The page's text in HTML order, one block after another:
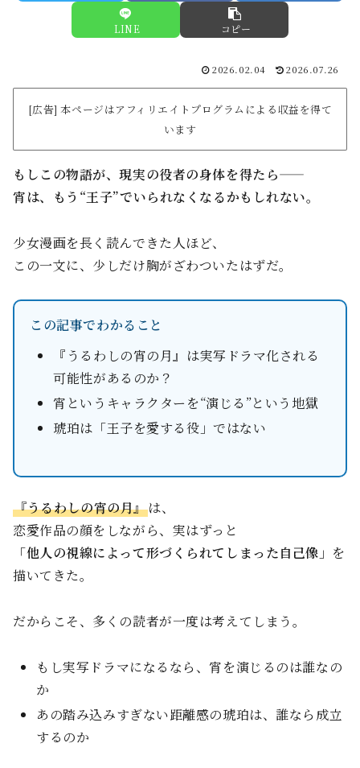
LINE コピー
2026.02.04 2026.07.26
[広告] 本ページはアフィリエイトプログラムによる収益を得て
います
もしこの物語が、現実の役者の身体を得たら——
宵は、もう“王子”でいられなくなるかもしれない。
少女漫画を長く読んできた人ほど、
この一文に、少しだけ胸がざわついたはずだ。
この記事でわかること
『うるわしの宵の月』は実写ドラマ化される
可能性があるのか？
宵というキャラクターを“演じる”という地獄
琥珀は「王子を愛する役」ではない
『うるわしの宵の月』は、
恋愛作品の顔をしながら、実はずっと
「他人の視線によって形づくられてしまった自己像」 を
描いてきた。
だからこそ、多くの読者が一度は考えてしまう。
もし実写ドラマになるなら、宵を演じるのは誰なの
か
あの踏み込みすぎない距離感の琥珀は、誰なら成立
するのか